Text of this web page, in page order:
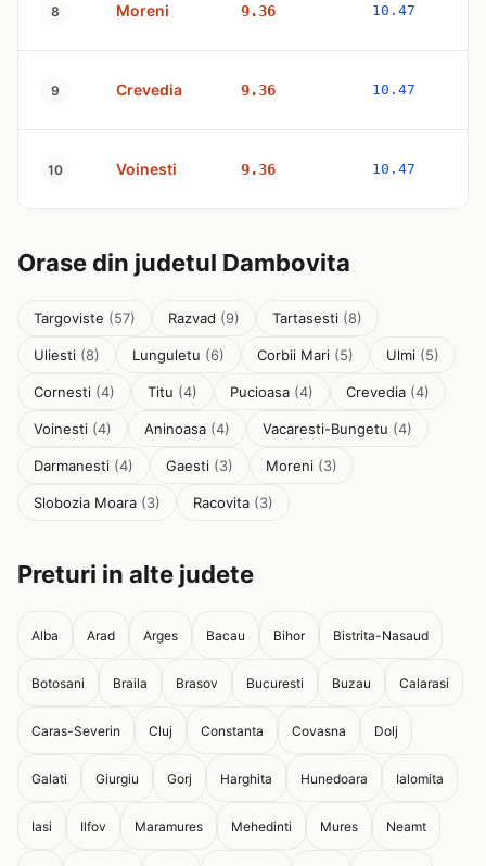
8 Moreni 9.36 10.47
9 Crevedia 9.36 10.47
10 Voinesti 9.36 10.47
Orase din judetul Dambovita
Targoviste (57) Razvad (9) Tartasesti (8)
Uliesti (8) Lunguletu (6) Corbii Mari (5) Ulmi (5)
Cornesti (4) Titu (4) Pucioasa (4) Crevedia (4)
Voinesti (4) Aninoasa (4) Vacaresti-Bungetu (4)
Darmanesti (4) Gaesti (3) Moreni (3)
Slobozia Moara (3) Racovita (3)
Preturi in alte judete
Alba Arad Arges Bacau Bihor Bistrita-Nasaud
Botosani Braila Brasov Bucuresti Buzau Calarasi
Caras-Severin Cluj Constanta Covasna Dolj
Galati Giurgiu Gorj Harghita Hunedoara Ialomita
Iasi Ilfov Maramures Mehedinti Mures Neamt